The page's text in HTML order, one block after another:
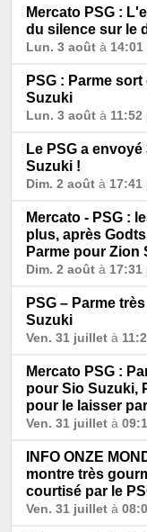
Mercato PSG :
du silence sur le
Lun. 3 août à 14:01
PSG : Parme
Suzuki
Lun. 3 août à 11:52
Le PSG a
Suzuki !
Dim. 2 août à 17:41
Mercato - PSG :
plus, après
Parme pour Zion
Dim. 2 août à 17:31
PSG – Parme
Suzuki
Ven. 31 juillet à
Mercato PSG :
pour Sio Suzuki,
pour le laisser
Ven. 31 juillet à
INFO ONZE
montre très
courtisé par le
Ven. 31 juillet à